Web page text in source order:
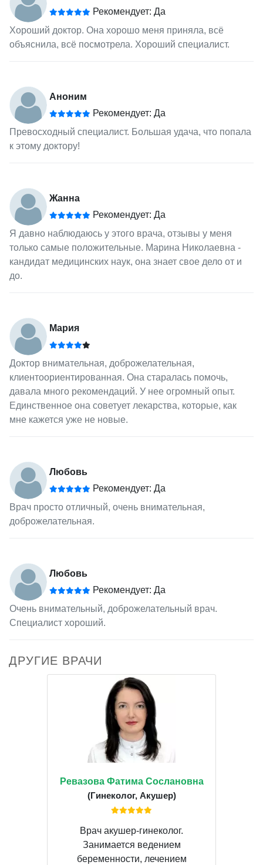
Рекомендует: Да
Хороший доктор. Она хорошо меня приняла, всё
объяснила, всё посмотрела. Хороший специалист.
Аноним
Рекомендует: Да
Превосходный специалист. Большая удача, что попала
к этому доктору!
Жанна
Рекомендует: Да
Я давно наблюдаюсь у этого врача, отзывы у меня
только самые положительные. Марина Николаевна -
кандидат медицинских наук, она знает свое дело от и
до.
Мария
Доктор внимательная, доброжелательная,
клиентоориентированная. Она старалась помочь,
давала много рекомендаций. У нее огромный опыт.
Единственное она советует лекарства, которые, как
мне кажется уже не новые.
Любовь
Рекомендует: Да
Врач просто отличный, очень внимательная,
доброжелательная.
Любовь
Рекомендует: Да
Очень внимательный, доброжелательный врач.
Специалист хороший.
ДРУГИЕ ВРАЧИ
Ревазова Фатима Сослановна
(Гинеколог, Акушер)
Врач акушер-гинеколог.
Занимается ведением
беременности, лечением